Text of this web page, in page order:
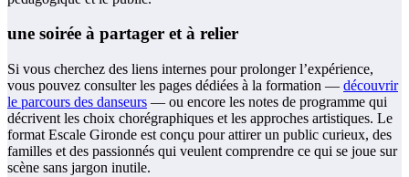
une soirée à partager et à relier
Si vous cherchez des liens internes pour prolonger l’expérience,
vous pouvez consulter les pages dédiées à la formation — découvrir
le parcours des danseurs — ou encore les notes de programme qui
décrivent les choix chorégraphiques et les approches artistiques. Le
format Escale Gironde est conçu pour attirer un public curieux, des
familles et des passionnés qui veulent comprendre ce qui se joue sur
scène sans jargon inutile.